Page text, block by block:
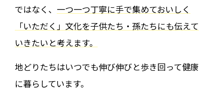
ではなく、 一つ一つ丁寧に手で集めておいしく
「いただく」文化を子供たち・孫たちにも伝えて
いきたいと考えます。
地どりたちはいつでも伸び伸びと歩き回って健康
に暮らしています。